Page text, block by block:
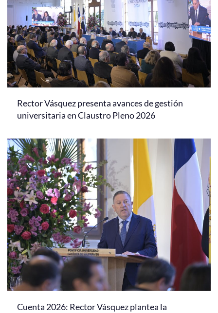
Rector Vásquez presenta avances de gestión
universitaria en Claustro Pleno 2026
Cuenta 2026: Rector Vásquez plantea la